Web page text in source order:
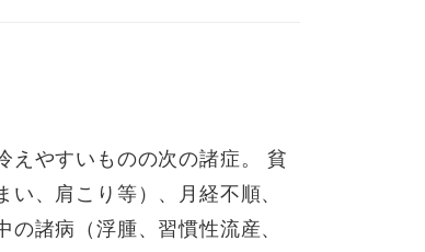
えやすいものの次の諸症。 貧
、肩こり等）、月経不順、
諸病（浮腫、習慣性流産、